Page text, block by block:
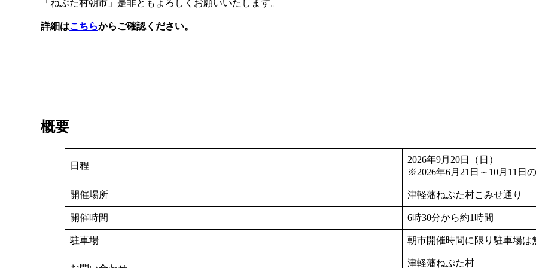
「ねぷた村朝市」是非ともよろしくお願いいたします。
詳細はこちらからご確認ください。
概要
日程
2026年9月20日（日）
※2026年6月21日～10月11日
開催場所 津軽藩ねぷた村こみせ通り
開催時間 6時30分から約1時間
駐車場 朝市開催時間に限り駐車場は
津軽藩ねぷた村